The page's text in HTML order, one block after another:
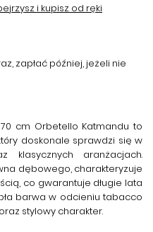
i kupisz od ręki
zapłać później, jeżeli nie
cm Orbetello Katmandu to
doskonale sprawdzi się w
klasycznych aranżacjach.
dębowego, charakteryzuje
co gwarantuje długie lata
barwa w odcieniu tabacco
stylowy charakter.